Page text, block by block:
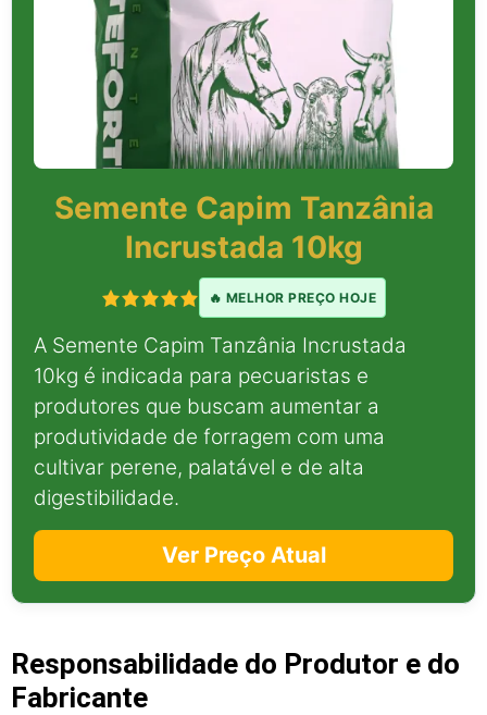
Semente Capim Tanzânia
Incrustada 10kg
🔥 MELHOR PREÇO HOJE
A Semente Capim Tanzânia Incrustada
10kg é indicada para pecuaristas e
produtores que buscam aumentar a
produtividade de forragem com uma
cultivar perene, palatável e de alta
digestibilidade.
Ver Preço Atual
Responsabilidade do Produtor e do
Fabricante